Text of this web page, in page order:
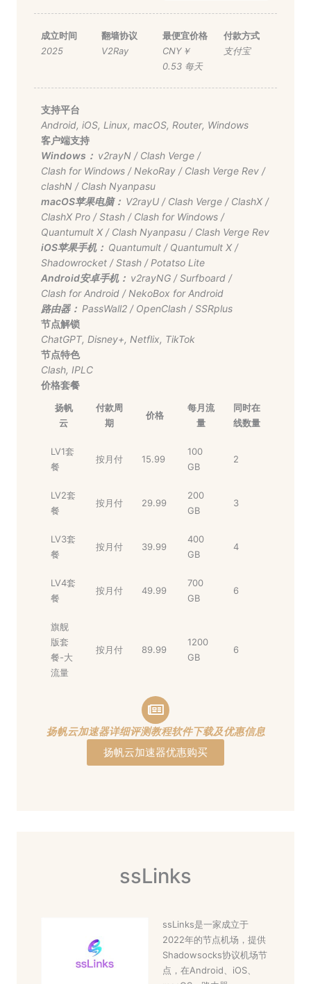
成立时间
2025
翻墙协议
V2Ray
最便宜价格
CNY￥
0.53 每天
付款方式
支付宝
支持平台
Android, iOS, Linux, macOS, Router, Windows
客户端支持
Windows： v2rayN/ Clash Verge/
Clash for Windows/ NekoRay/ Clash Verge Rev/
clashN/ Clash Nyanpasu
macOS苹果电脑： V2rayU/ Clash Verge/ ClashX/
ClashX Pro/Stash/ Clash for Windows/
Quantumult X/ Clash Nyanpasu/ Clash Verge Rev
iOS苹果手机： Quantumult/ Quantumult X/
Shadowrocket/Stash/ Potatso Lite
Android安卓手机： v2rayNG/Surfboard/
Clash for Android/ NekoBox for Android
路由器： PassWall2/ OpenClash/SSRplus
节点解锁
ChatGPT, Disney+, Netflix, TikTok
节点特色
Clash, IPLC
价格套餐
扬帆
云
付款周
期
价格
每月流
量
同时在
线数量
LV1套
餐
按月付 15.99
100
GB
2
LV2套
餐
按月付 29.99
200
GB
3
LV3套
餐
按月付 39.99
400
GB
4
LV4套
餐
按月付 49.99
700
GB
6
旗舰
版套
餐-大
流量
按月付 89.99
1200
GB
6
扬帆云加速器详细评测教程软件下载及优惠信息
扬帆云加速器优惠购买
ssLinks
ssLinks是一家成立于
2022年的节点机场，提供
Shadowsocks协议机场节
点，在Android、iOS、